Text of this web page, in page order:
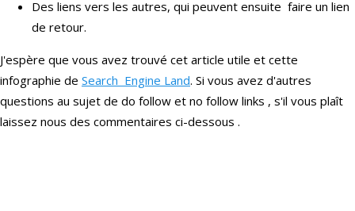
Des liens vers les autres, qui peuvent ensuite faire un lien
de retour.
J'espère que vous avez trouvé cet article utile et cette
infographie de Search Engine Land. Si vous avez d'autres
questions au sujet de do follow et no follow links , s'il vous plaît
laissez nous des commentaires ci-dessous .